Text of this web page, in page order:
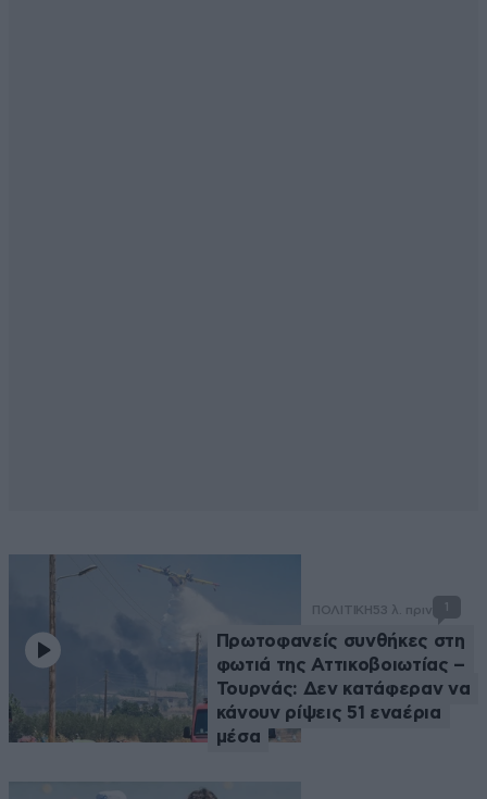
ΠΟΛΙΤΙΚΗ53 λ. πριν 1
Πρωτοφανείς συνθήκες στη
φωτιά της Αττικοβοιωτίας –
Τουρνάς: Δεν κατάφεραν να
κάνουν ρίψεις 51 εναέρια
μέσα